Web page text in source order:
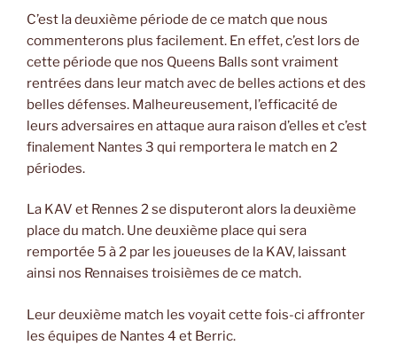
C’est la deuxième période de ce match que nous
commenterons plus facilement. En effet, c’est lors de
cette période que nos Queens Balls sont vraiment
rentrées dans leur match avec de belles actions et des
belles défenses. Malheureusement, l’efficacité de
leurs adversaires en attaque aura raison d’elles et c’est
finalement Nantes 3 qui remportera le match en 2
périodes.
La KAV et Rennes 2 se disputeront alors la deuxième
place du match. Une deuxième place qui sera
remportée 5 à 2 par les joueuses de la KAV, laissant
ainsi nos Rennaises troisièmes de ce match.
Leur deuxième match les voyait cette fois-ci affronter
les équipes de Nantes 4 et Berric.